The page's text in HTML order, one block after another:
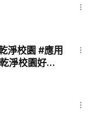
淨校園好品
校園公播